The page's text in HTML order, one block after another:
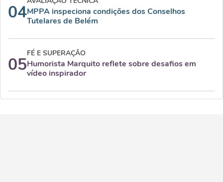
04MPPA inspeciona condições dos Conselhos
Tutelares de Belém
05
FÉ E SUPERAÇÃO
Humorista Marquito reflete sobre desafios em
vídeo inspirador